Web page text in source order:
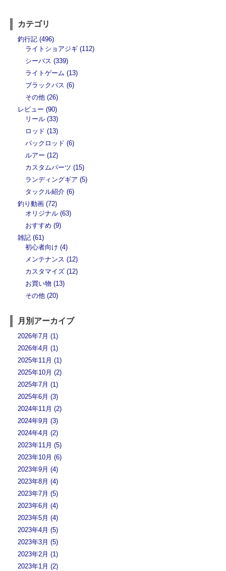
カテゴリ
釣行記 (496)
ライトショアジギ (112)
シーバス (339)
ライトゲーム (13)
ブラックバス (6)
その他 (26)
レビュー (90)
リール (33)
ロッド (13)
パックロッド (6)
ルアー (12)
カスタムパーツ (15)
ランディングギア (5)
タックル紹介 (6)
釣り動画 (72)
オリジナル (63)
おすすめ (9)
雑記 (61)
初心者向け (4)
メンテナンス (12)
カスタマイズ (12)
お買い物 (13)
その他 (20)
月別アーカイブ
2026年7月 (1)
2026年4月 (1)
2025年11月 (1)
2025年10月 (2)
2025年7月 (1)
2025年6月 (3)
2024年11月 (2)
2024年9月 (3)
2024年4月 (2)
2023年11月 (5)
2023年10月 (6)
2023年9月 (4)
2023年8月 (4)
2023年7月 (5)
2023年6月 (4)
2023年5月 (4)
2023年4月 (5)
2023年3月 (5)
2023年2月 (1)
2023年1月 (2)